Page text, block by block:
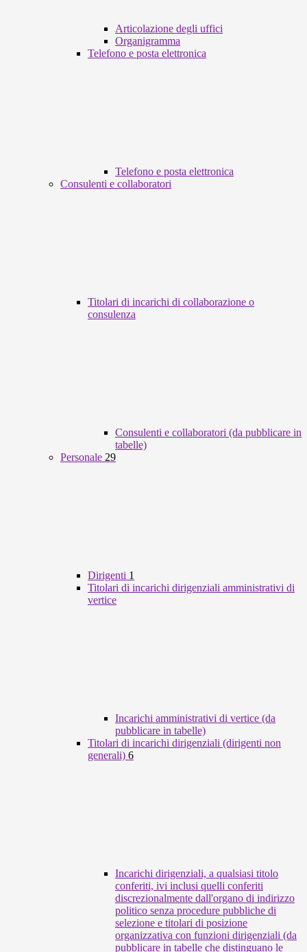
Articolazione degli uffici
Organigramma
Telefono e posta elettronica
Telefono e posta elettronica
Consulenti e collaboratori
Titolari di incarichi di collaborazione o
consulenza
Consulenti e collaboratori (da pubblicare in
tabelle)
Personale 29
Dirigenti 1
Titolari di incarichi dirigenziali amministrativi di
vertice
Incarichi amministrativi di vertice (da
pubblicare in tabelle)
Titolari di incarichi dirigenziali (dirigenti non
generali) 6
Incarichi dirigenziali, a qualsiasi titolo
conferiti, ivi inclusi quelli conferiti
discrezionalmente dall'organo di indirizzo
politico senza procedure pubbliche di
selezione e titolari di posizione
organizzativa con funzioni dirigenziali (da
pubblicare in tabelle che distinguano le